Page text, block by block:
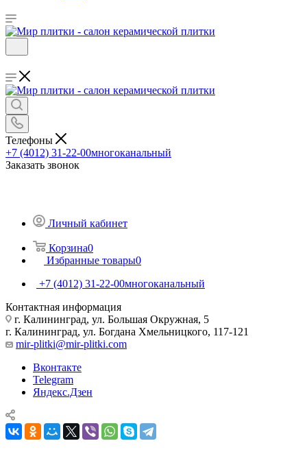
Телефоны
+7 (4012) 31-22-00многоканальный
Заказать звонок
Личный кабинет
Корзина0
Избранные товары0
+7 (4012) 31-22-00многоканальный
Контактная информация
г. Калининград, ул. Большая Окружная, 5
г. Калининград, ул. Богдана Хмельницкого, 117-121
mir-plitki@mir-plitki.com
Вконтакте
Telegram
Яндекс.Дзен